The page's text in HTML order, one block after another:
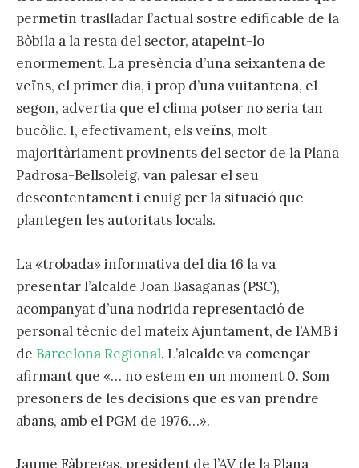
permetin traslladar l’actual sostre edificable de la
Bòbila a la resta del sector, atapeint-lo
enormement. La presència d’una seixantena de
veïns, el primer dia, i prop d’una vuitantena, el
segon, advertia que el clima potser no seria tan
bucòlic. I, efectivament, els veïns, molt
majoritàriament provinents del sector de la Plana
Padrosa-Bellsoleig, van palesar el seu
descontentament i enuig per la situació que
plantegen les autoritats locals.
La «trobada» informativa del dia 16 la va
presentar l’alcalde Joan Basagañas (PSC),
acompanyat d’una nodrida representació de
personal tècnic del mateix Ajuntament, de l’AMB i
de Barcelona Regional. L’alcalde va començar
afirmant que «… no estem en un moment 0. Som
presoners de les decisions que es van prendre
abans, amb el PGM de 1976…».
Jaume Fàbregas, president de l’AV de la Plana